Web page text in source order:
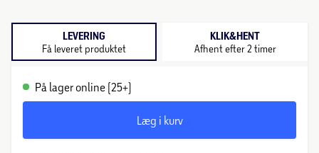
LEVERING
Få leveret produktet
KLIK&HENT
Afhent efter 2 timer
På lager online (25+)
Læg i kurv